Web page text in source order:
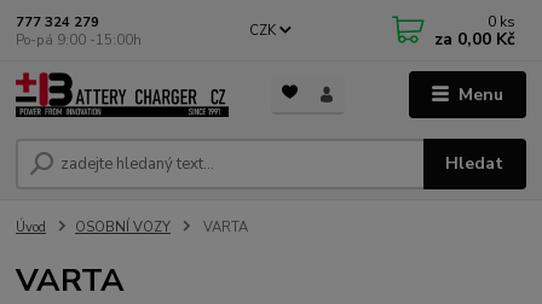
Menu
CZK
Hledat
777 324 279
Po-pá 9:00 -15:00h
0 ks
za 0,00 Kč
Úvod OSOBNÍ VOZY VARTA
VARTA